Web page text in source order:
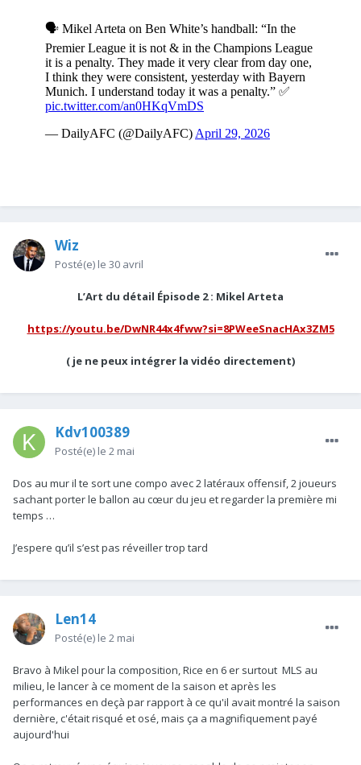
Wiz
Posté(e) le 30 avril
L’Art du détail Épisode 2 : Mikel Arteta
https://youtu.be/DwNR44x4fww?si=8PWeeSnacHAx3ZM5
( je ne peux intégrer la vidéo directement)
Kdv100389
Posté(e) le 2 mai
Dos au mur il te sort une compo avec 2 latéraux offensif, 2 joueurs
sachant porter le ballon au cœur du jeu et regarder la première mi
temps …
J’espere qu’il s’est pas réveiller trop tard
Len14
Posté(e) le 2 mai
Bravo à Mikel pour la composition, Rice en 6 er surtout MLS au
milieu, le lancer à ce moment de la saison et après les
performances en deçà par rapport à ce qu'il avait montré la saison
dernière, c'était risqué et osé, mais ça a magnifiquement payé
aujourd'hui